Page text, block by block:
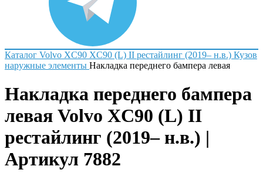
Каталог Volvo XC90 XC90 (L) II рестайлинг (2019– н.в.) Кузов
наружные элементы Накладка переднего бампера левая
Накладка переднего бампера
левая Volvo XC90 (L) II
рестайлинг (2019– н.в.) |
Артикул 7882